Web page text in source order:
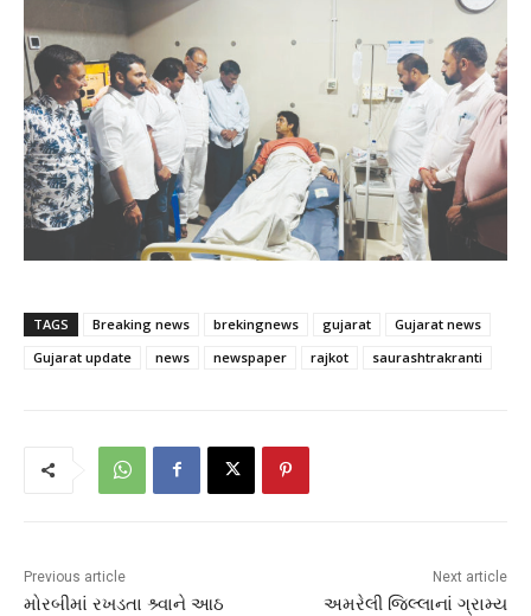
TAGS Breaking news brekingnews gujarat
Gujarat news
Gujarat update
news newspaper rajkot saurashtrakranti
Previous article
મોરબીમાં રખડતા શ્ર્વાને આઠ
Next article
અમરેલી જિલ્લાનાં ગ્રામ્ય